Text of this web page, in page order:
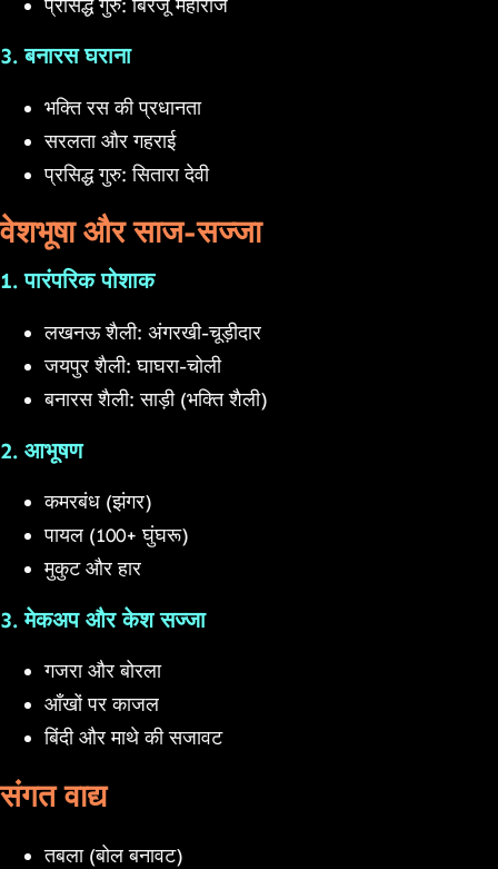
प्रसिद्ध गुरु: बिरजू महाराज
3. बनारस घराना
भक्ति रस की प्रधानता
सरलता और गहराई
प्रसिद्ध गुरु: सितारा देवी
वेशभूषा और साज-सज्जा
1. पारंपरिक पोशाक
लखनऊ शैली: अंगरखी-चूड़ीदार
जयपुर शैली: घाघरा-चोली
बनारस शैली: साड़ी (भक्ति शैली)
2. आभूषण
कमरबंध (झंगर)
पायल (100+ घुंघरू)
मुकुट और हार
3. मेकअप और केश सज्जा
गजरा और बोरला
आँखों पर काजल
बिंदी और माथे की सजावट
संगत वाद्य
तबला (बोल बनावट)